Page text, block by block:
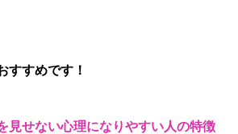
すめです！
見せない心理になりやすい人の特徴